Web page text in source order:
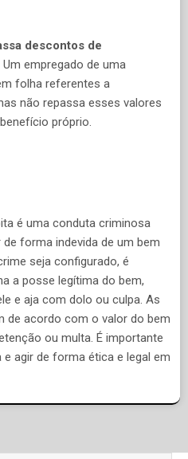
descontos de
Um empregado de uma
folha referentes a
não repassa esses valores
próprio.
é uma conduta criminosa
forma indevida de um bem
seja configurado, é
a posse legítima do bem,
e aja com dolo ou culpa. As
de acordo com o valor do bem
ou multa. É importante
agir de forma ética e legal em